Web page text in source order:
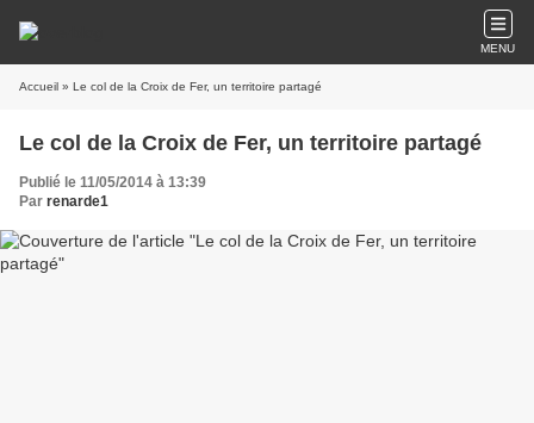
MENU
Accueil » Le col de la Croix de Fer, un territoire partagé
Le col de la Croix de Fer, un territoire partagé
Publié le 11/05/2014 à 13:39
Par renarde1